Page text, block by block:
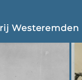
Westeremden